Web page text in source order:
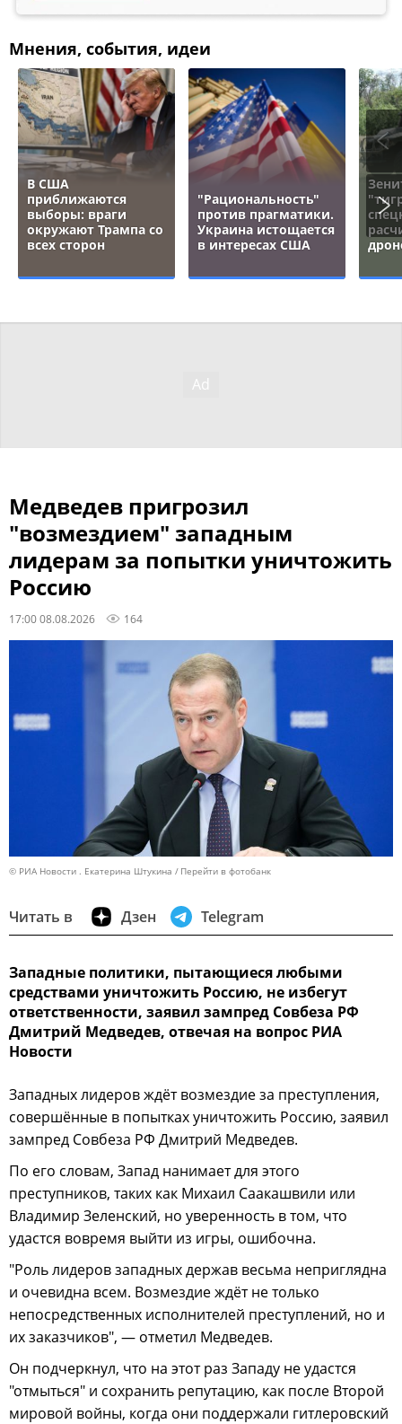
Мнения, события, идеи
В США
приближаются
выборы: враги
окружают Трампа со
всех сторон
"Рациональность"
против прагматики.
Украина истощается
в интересах США
Медведев пригрозил
"возмездием" западным
лидерам за попытки уничтожить
Россию
17:00 08.08.2026 164
© РИА Новости . Екатерина Штукина Перейти в фотобанк
Читать в Дзен Telegram
Западные политики, пытающиеся любыми
средствами уничтожить Россию, не избегут
ответственности, заявил зампред Совбеза РФ
Дмитрий Медведев, отвечая на вопрос РИА
Новости
Западных лидеров ждёт возмездие за преступления,
совершённые в попытках уничтожить Россию, заявил
зампред Совбеза РФ Дмитрий Медведев.
По его словам, Запад нанимает для этого
преступников, таких как Михаил Саакашвили или
Владимир Зеленский, но уверенность в том, что
удастся вовремя выйти из игры, ошибочна.
"Роль лидеров западных держав весьма неприглядна
и очевидна всем. Возмездие ждёт не только
непосредственных исполнителей преступлений, но и
их заказчиков", — отметил Медведев.
Он подчеркнул, что на этот раз Западу не удастся
"отмыться" и сохранить репутацию, как после Второй
мировой войны, когда они поддержали гитлеровский